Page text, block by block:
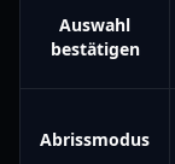
Auswahl
bestätigen
Abrissmodus